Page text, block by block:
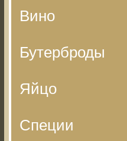
Вино
Бутерброды
Яйцо
Специи